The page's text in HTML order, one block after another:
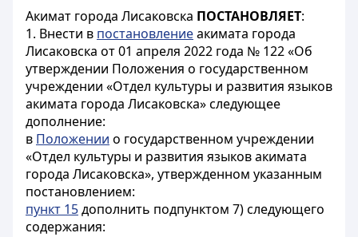
Акимат города Лисаковска ПОСТАНОВЛЯЕТ:
1. Внести в постановлениеакимата города
Лисаковска от 01 апреля 2022 года № 122 «Об
утверждении Положения о государственном
учреждении «Отдел культуры и развития языков
акимата города Лисаковска» следующее
дополнение:
в Положении о государственном учреждении
«Отдел культуры и развития языков акимата
города Лисаковска», утвержденном указанным
постановлением:
пункт 15дополнить подпунктом 7) следующего
содержания: